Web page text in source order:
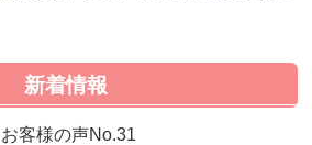
新着情報
お客様の声No.31